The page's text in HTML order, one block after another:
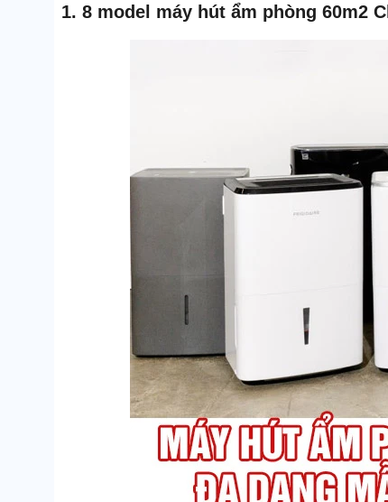
1. 8 model máy hút ẩm phòng 60m2